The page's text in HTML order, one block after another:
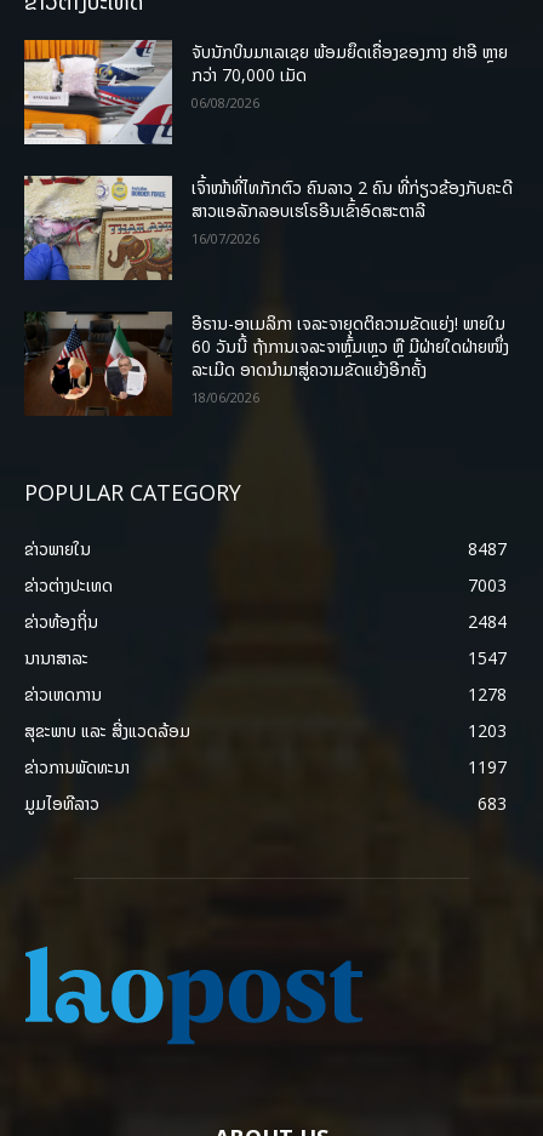
ຈັບນັກບິນມາເລເຊຍ ພ້ອມຍຶດເຄື່ອງຂອງກາງ ຢາອີ ຫຼາຍ
ກວ່າ 70,000 ເມັດ
06/08/2026
ເຈົ້າໜ້າທີ່ໄທກັກຕົວ ຄົນລາວ 2 ຄົນ ທີ່ກ່ຽວຂ້ອງກັບຄະດີ
ສາວແອລັກລອບເຮໂຣອີນເຂົ້າອົດສະຕາລີ
16/07/2026
ອີຣານ-ອາເມລິກາ ເຈລະຈາຍຸດຕິຄວາມຂັດແຍ່ງ! ພາຍໃນ
60 ວັນນີ້ ຖ້າການເຈລະຈາຫຼົ້ມເຫຼວ ຫຼື ມີຝ່າຍໃດຝ່າຍໜຶ່ງ
ລະເມີດ ອາດນໍາມາສູ່ຄວາມຂັດແຍ້ງອີກຄັ້ງ
18/06/2026
POPULAR CATEGORY
ຂ່າວພາຍ​ໃນ
8487
ຂ່າວຕ່າງປະເທດ
7003
ຂ່າວທ້ອງຖິ່ນ
2484
ນານາສາລະ
1547
ຂ່າວເຫດການ
1278
ສຸຂະພາບ ແລະ ສີ່ງແວດລ້ອມ
1203
ຂ່າວການພັດທະນາ
1197
ມູມໄອທີລາວ
683